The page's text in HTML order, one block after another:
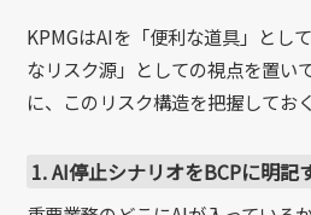
KPMGはAIを「便利な道具」とし
なリスク源」としての視点を置い
に、このリスク構造を把握してお
1. AI停止シナリオをBCPに明記